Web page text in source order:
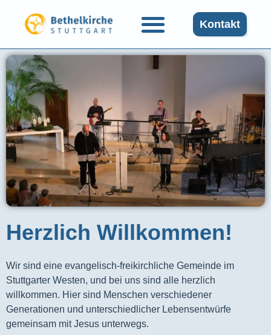
Kontakt
Herzlich Willkommen!
Wir sind eine evangelisch-freikirchliche Gemeinde im
Stuttgarter Westen, und bei uns sind alle herzlich
willkommen. Hier sind Menschen verschiedener
Generationen und unterschiedlicher Lebensentwürfe
gemeinsam mit Jesus unterwegs.